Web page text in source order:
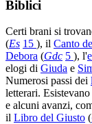
Biblici
Certi brani si
(Es 15 ), il Canto
Debora (Gdc 5 ), l'
elogi di Giuda e
Numerosi passi dei
letterari.
e alcuni avanzi,
il Libro del Giusto (